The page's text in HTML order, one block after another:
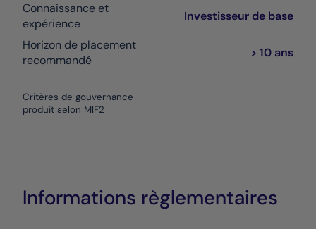
Connaissance et
expérience
Investisseur de base
Horizon de placement
recommandé
> 10 ans
Critères de gouvernance
produit selon MIF2
Informations règlementaires